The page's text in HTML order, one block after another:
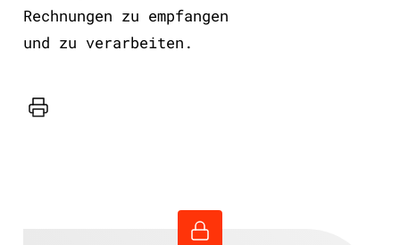
Rechnungen zu empfangen
und zu verarbeiten.
Drucker